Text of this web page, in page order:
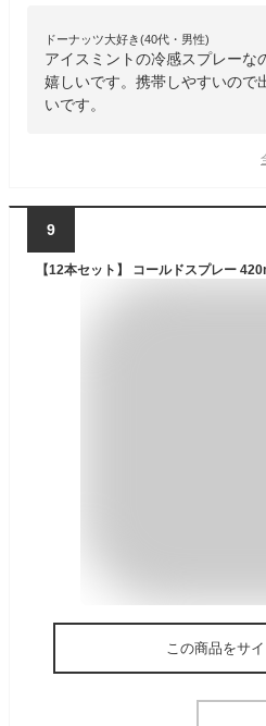
ドーナッツ大好き(40代・男性)
アイスミントの冷感スプレーな
嬉しいです。携帯しやすいので
いです。
9
この商品をサ